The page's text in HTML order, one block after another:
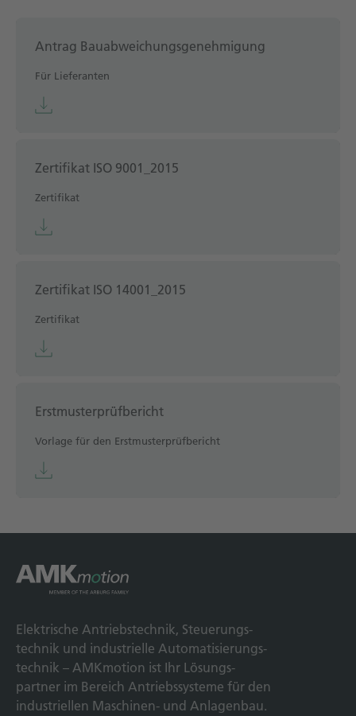
Antrag Bauabweichungsgenehmigung
Für Lieferanten
Zertifikat ISO 9001_2015
Zertifikat
Zertifikat ISO 14001_2015
Zertifikat
Erstmusterprüfbericht
Vorlage für den Erstmusterprüfbericht
Elek­trische Antriebs­technik, Steuerungs­
technik und indus­trielle Automatisierungs­
technik – AMKmotion ist Ihr Lösungs­
partner im Bereich Antriebs­systeme für den
industriellen Maschinen- und Anlagen­bau.